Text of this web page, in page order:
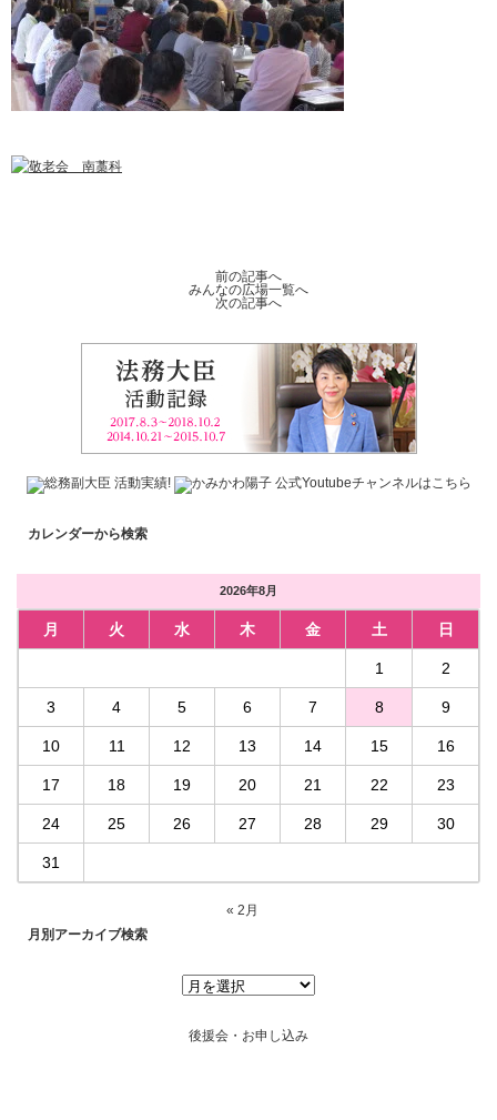
前の記事へ
みんなの広場一覧へ
次の記事へ
カレンダーから検索
2026年8月
月 火 水 木 金 土 日
1 2
3 4 5 6 7 8 9
10 11 12 13 14 15 16
17 18 19 20 21 22 23
24 25 26 27 28 29 30
31
« 2月
月別アーカイブ検索
後援会・お申し込み